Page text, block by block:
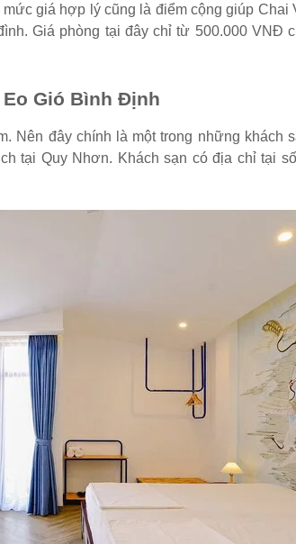
giá hợp lý cũng là điểm cộng giúp
Giá phòng tại đây chỉ từ 500.000 VNĐ
Eo Gió Bình Định
Nên đây chính là một trong những khách
tại Quy Nhơn. Khách sạn có địa chỉ tại